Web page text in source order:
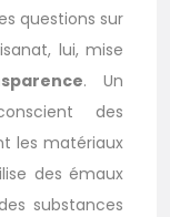
questions sur
lui, mise
. Un
des
les matériaux
des émaux
substances